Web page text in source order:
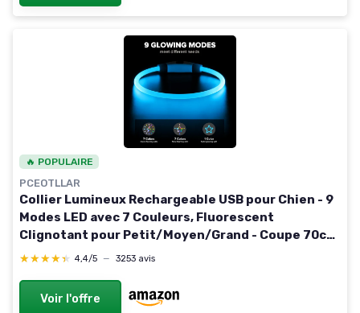
🔥 POPULAIRE
PCEOTLLAR
Collier Lumineux Rechargeable USB pour Chien - 9
Modes LED avec 7 Couleurs, Fluorescent
Clignotant pour Petit/Moyen/Grand - Coupe 70cm
Clair 70cm
★★★★★
★★★★★ 4,4/5 — 3253 avis
Voir l'offre